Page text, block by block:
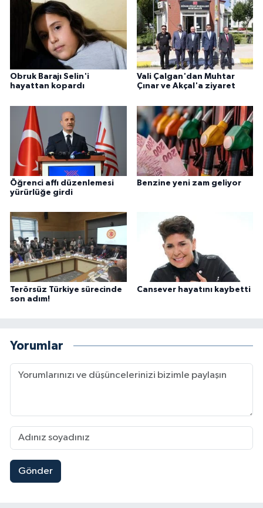
Obruk Barajı Selin'i
hayattan kopardı
Vali Çalgan'dan Muhtar
Çınar ve Akçal'a ziyaret
Öğrenci affı düzenlemesi
yürürlüğe girdi
Benzine yeni zam geliyor
Terörsüz Türkiye sürecinde
son adım!
Cansever hayatını kaybetti
Yorumlar
Gönder